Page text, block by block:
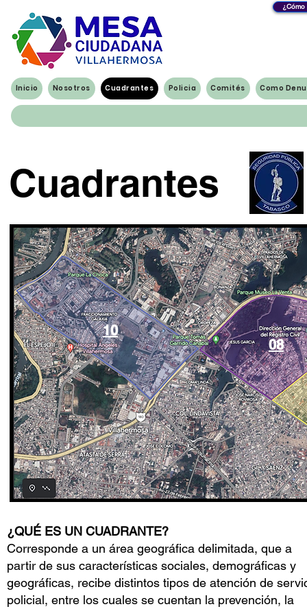
Inicio Nosotros Cuadrantes Policia Comités Como
Cuadrantes
08
10
¿QUÉ ES UN CUADRANTE?
Corresponde a un área geográfica delimitada, que a
partir de sus características sociales, demográficas y
geográficas, recibe distintos tipos de atención de
policial, entre los cuales se cuentan la prevención, la